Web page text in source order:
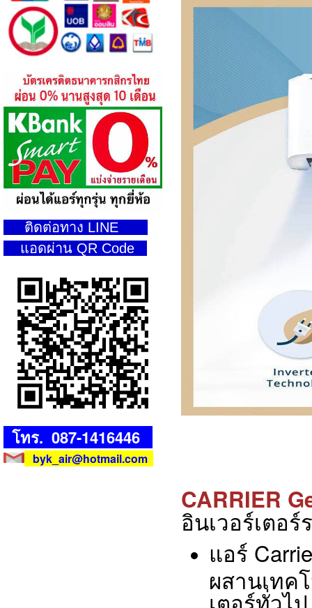
ติดต่อทาง LINE
แอดผ่าน QR Code
โทร. 087-1416446
byk_air@hotmail.com
CARRIER
อินเวอร์เตอ
แอร์
ผสานเทค
เตอร์ทั่วไ